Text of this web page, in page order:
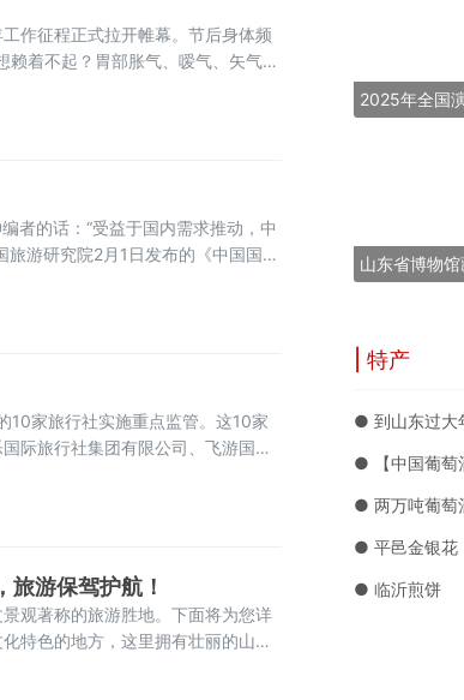
作征程正式拉开帷幕。节后身体频
赖着不起？胃部胀气、嗳气、矢气不
者的话：“受益于国内需求推动，中
游研究院2月1日发布的《中国国内
复至2019年水平，并有微小提升。
10家旅行社实施重点监管。这10家
际旅行社集团有限公司、飞游国际
云南摘星楼国际旅行社有限公司、
游保驾护航！
观著称的旅游胜地。下面将为您详
特色的地方，这里拥有壮丽的山
宜人，景色迷人。尤其是7月至9月
| 特产
● 平邑金银花
● 临沂煎饼